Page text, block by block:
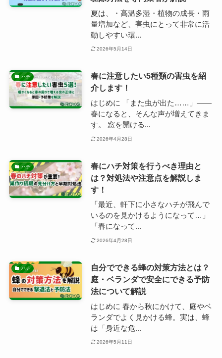
夏は、・高温多湿・植物の成長・雨
量増加など、害虫にとって非常に活
動しやすい環...
2026年5月14日
ハチ
春に注意したい5種類の害虫を紹
介します！
はじめに 「また虫が出た……」——
春になると、そんな声が増えてきま
す。 窓を開ける...
2026年4月28日
ハチ
春にハチ対策を行うべき理由と
は？対処法や注意点を解説しま
す！
「最近、軒下に小さなハチが飛んで
いるのを見かけるようになって…」
「春になって...
2026年4月28日
ハチ
自分でできる蜂の対策方法とは？
庭・ベランダで安全にできる予防
法について解説
はじめに 春から秋にかけて、庭やベ
ランダでよく見かける蜂。実は、蜂
は「身近な危...
2026年5月11日